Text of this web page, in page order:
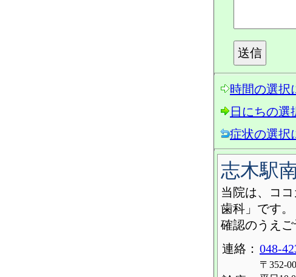
時間の選択
日にちの選
症状の選択
志木駅
当院は、コ
歯科」です
確認のうえご
連絡： 048-
〒352-